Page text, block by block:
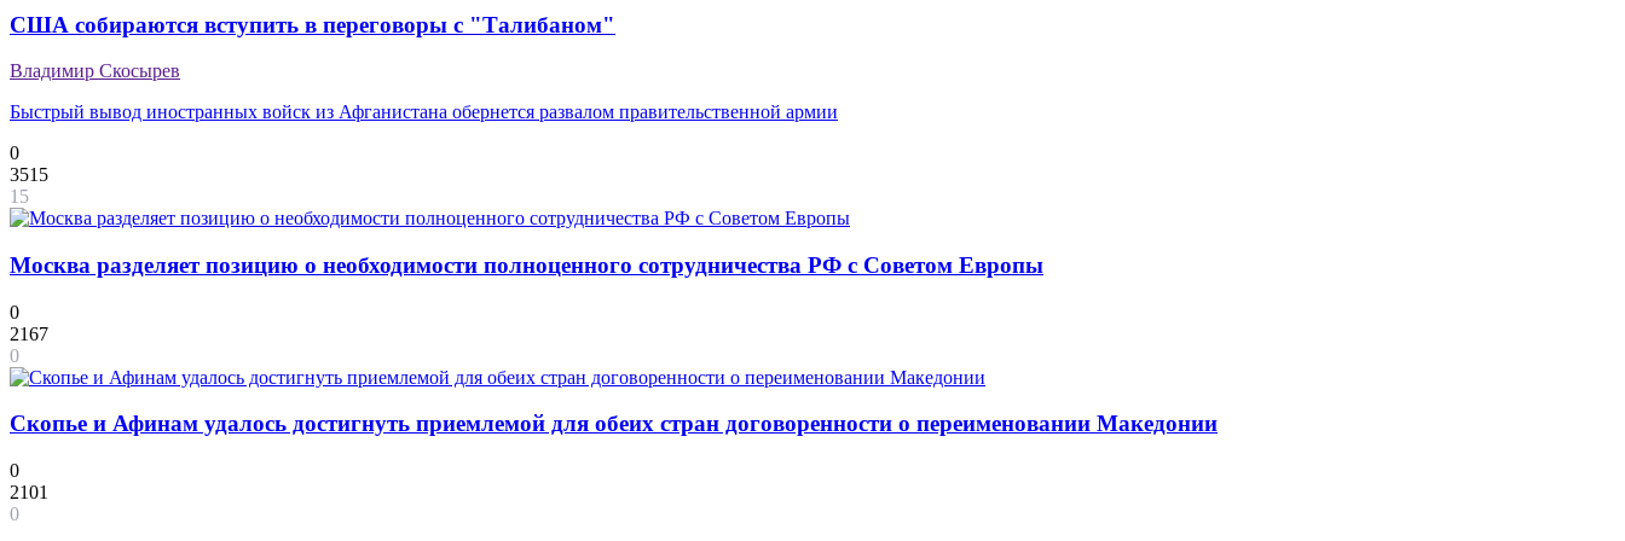
США собираются вступить в переговоры с "Талибаном"
Владимир Скосырев
Быстрый вывод иностранных войск из Афганистана обернется развалом правительственной армии
0
3515
15
Москва разделяет позицию о необходимости полноценного сотрудничества РФ с Советом Европы
0
2167
0
Скопье и Афинам удалось достигнуть приемлемой для обеих стран договоренности о переименовании Македонии
0
2101
0